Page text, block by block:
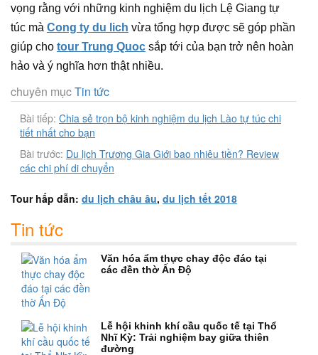
vọng rằng với những kinh nghiệm du lịch Lệ Giang tự
túc mà Cong ty du lich vừa tổng hợp được sẽ góp phần
giúp cho tour Trung Quoc sắp tới của bạn trở nên hoàn
hảo và ý nghĩa hơn thật nhiều.
chuyên mụcTin tức
Bài tiếp: Chia sẻ trọn bộ kinh nghiệm du lịch Lào tự túc chi
tiết nhất cho bạn
Bài trước: Du lịch Trương Gia Giới bao nhiêu tiền? Review
các chi phí di chuyển
Tour hấp dẫn: du lịch châu âu, du lịch tết 2018
Tin tức
Văn hóa ẩm thực chay độc đáo tại
các đền thờ Ấn Độ
Lễ hội khinh khí cầu quốc tế tại Thổ
Nhĩ Kỳ: Trải nghiệm bay giữa thiên
đường